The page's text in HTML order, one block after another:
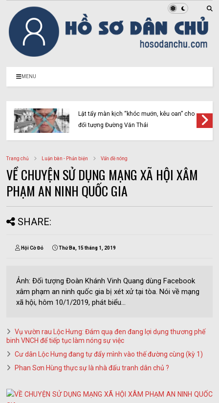
MENU
Lật tẩy màn kịch “khóc mướn, kêu oan” cho
đối tượng Đường Văn Thái
Trang chủ Luận bàn - Phản biện Vấn đề nóng
VỀ CHUYỆN SỬ DỤNG MẠNG XÃ HỘI XÂM
PHẠM AN NINH QUỐC GIA
SHARE:
Hội Cờ Đỏ Thứ Ba, 15 tháng 1, 2019
Ảnh: Đối tượng Đoàn Khánh Vinh Quang dùng Facebook
xâm phạm an ninh quốc gia bị xét xử tại tòa. Nói về mạng
xã hội, hôm 10/1/2019, phát biểu...
Vụ vườn rau Lộc Hưng: Đám quạ đen đang lợi dụng thương phế
binh VNCH để tiếp tục làm nóng sự việc
Cư dân Lộc Hưng đang tự đẩy mình vào thế đường cùng (kỳ 1)
Phan Sơn Hùng thực sự là nhà đấu tranh dân chủ ?